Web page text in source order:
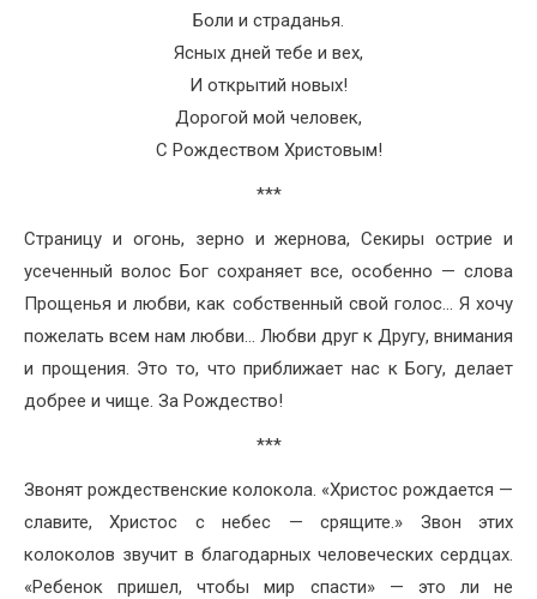
Боли и страданья.
Ясных дней тебе и вех,
И открытий новых!
Дорогой мой человек,
С Рождеством Христовым!
***
Страницу и огонь, зерно и жернова, Секиры острие и
усеченный волос Бог сохраняет все, особенно — слова
Прощенья и любви, как собственный свой голос… Я хочу
пожелать всем нам любви… Любви друг к Другу, внимания
и прощения. Это то, что приближает нас к Богу, делает
добрее и чище. За Рождество!
***
Звонят рождественские колокола. «Христос рождается —
славите, Христос с небес — срящите.» Звон этих
колоколов звучит в благодарных человеческих сердцах.
«Ребенок пришел, чтобы мир спасти» — это ли не